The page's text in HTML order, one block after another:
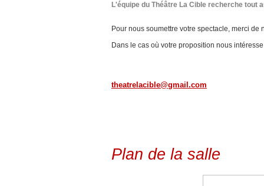
L'équipe du Théâtre La Cible recherche tout
Pour nous soumettre votre spectacle, merci
Dans le cas où votre proposition nous
Plan de la salle
theatrelacible@gmail.com